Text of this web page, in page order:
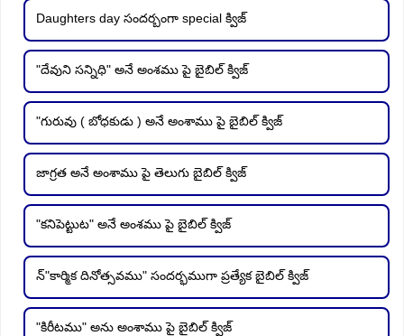
Daughters day సందర్బంగా special క్విజ్
"దేవుని సన్నిధి" అనే అంశము పై బైబిల్ క్విజ్
"గురువు ( బోధకుడు ) అనే అంశాము పై బైబిల్ క్విజ్
జాగ్రత అనే అంశాము పై తెలుగు బైబిల్ క్విజ్
"కనిపెట్టుట" అనే అంశము పై బైబిల్ క్విజ్
న్"కార్మిక దినోత్సవము" సందర్భముగా ప్రత్యేక బైబిల్ క్విజ్
"కిరీటము" అను అంశాము పై బైబిల్ క్విజ్